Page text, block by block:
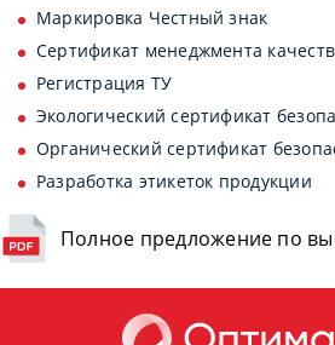
Маркировка Честный знак
Сертификат менеджмента
Регистрация ТУ
Экологический сертификат
Органический сертификат
Разработка этикеток продукции
Полное предложение по